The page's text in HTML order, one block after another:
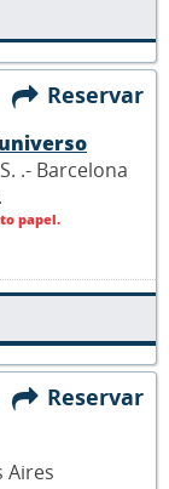
Reservar
.- Barcelona
papel.
Reservar
Aires